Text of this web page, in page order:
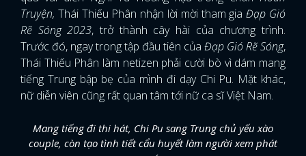
Truyện, Thái Thiếu Phân nhận lời mời tham giaĐạp Gió
Rẽ Sóng 2023, trở thành cây hài của chương trình.
Trước đó, ngay trong tập đầu tiên của Đạp Gió Rẽ Sóng,
Thái Thiếu Phân làm netizen phải cười bò vì dám mang
tiếng Trung bập bẹ của mình đi dạy Chi Pu. Mặt khác,
nữ diễn viên cũng rất quan tâm tới nữ ca sĩ Việt Nam.
Mang tiếng đi thi hát, Chi Pu sang Trung chủ yếu xào
couple, còn tạo tình tiết cẩu huyết làm người xem phát